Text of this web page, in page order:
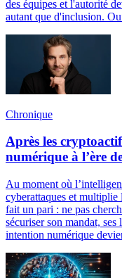
des équipes et l'autorité
autant que d'inclusion.
Chronique
Après les
numérique à l’ère
Au moment où
cyberattaques et multiplie
fait un pari : ne pas
sécuriser son mandat,
intention numérique